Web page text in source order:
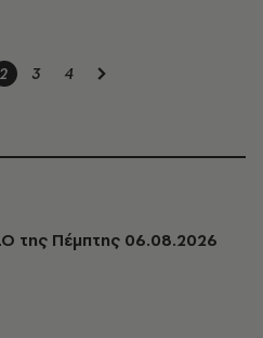
2 3 4
της Πέμπτης 06.08.2026